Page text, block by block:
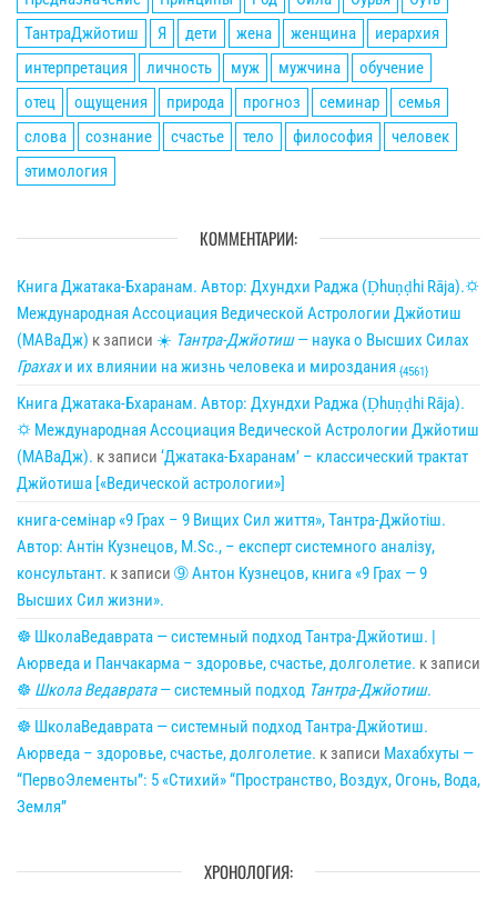
ТантраДжйотиш
Я дети жена женщина
иерархия
интерпретация
личность муж мужчина
обучение
отец
ощущения природа прогноз семинар
семья
слова
сознание счастье тело философия
человек
этимология
КОММЕНТАРИИ:
Книга Джатака-Бхаранам. Автор: Дхундхи Раджа (Ḍhuṇḍhi Rāja).🌣
Международная Ассоциация Ведической Астрологии Джйотиш
(МАВаДж) к записи ☀ Тантра-Джйотиш— наука о Высших Силах
Грахахи их влиянии на жизнь человека и мироздания {4561}
Книга Джатака-Бхаранам. Автор: Дхундхи Раджа (Ḍhuṇḍhi Rāja).
🌣 Международная Ассоциация Ведической Астрологии Джйотиш
(МАВаДж). к записи ‘Джатака-Бхаранам’ – классический трактат
Джйотиша [«Ведической астрологии»]
книга-семінар «9 Грах – 9 Вищих Сил життя», Тантра-Джйотіш.
Автор: Антін Кузнецов, M.Sc., – експерт системного аналізу,
консультант. к записи ➈ Антон Кузнецов, книга «9 Грах — 9
Высших Сил жизни».
☸ ШколаВедаврата — системный подход Тантра-Джйотиш. |
Аюрведа и Панчакарма – здоровье, счастье, долголетие. к записи
☸ Школа Ведаврата— системный подход Тантра-Джйотиш.
☸ ШколаВедаврата — системный подход Тантра-Джйотиш.
Аюрведа – здоровье, счастье, долголетие. к записи Махабхуты —
“ПервоЭлементы”: 5 «Стихий» “Пространство, Воздух, Огонь, Вода,
Земля”
ХРОНОЛОГИЯ: